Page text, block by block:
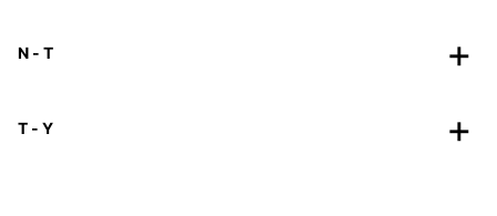
N - T
T - Y